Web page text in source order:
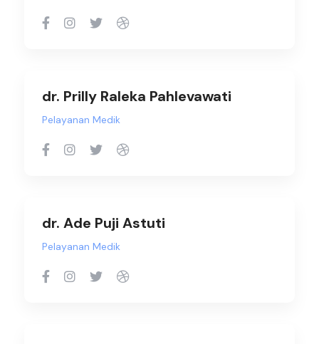
dr. Prilly Raleka Pahlevawati
Pelayanan Medik
dr. Ade Puji Astuti
Pelayanan Medik